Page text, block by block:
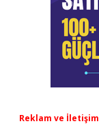
Reklam ve